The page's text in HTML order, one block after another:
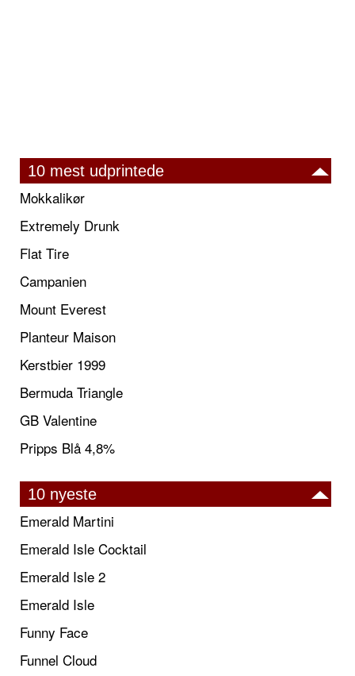
10 mest udprintede
Mokkalikør
Extremely Drunk
Flat Tire
Campanien
Mount Everest
Planteur Maison
Kerstbier 1999
Bermuda Triangle
GB Valentine
Pripps Blå 4,8%
10 nyeste
Emerald Martini
Emerald Isle Cocktail
Emerald Isle 2
Emerald Isle
Funny Face
Funnel Cloud